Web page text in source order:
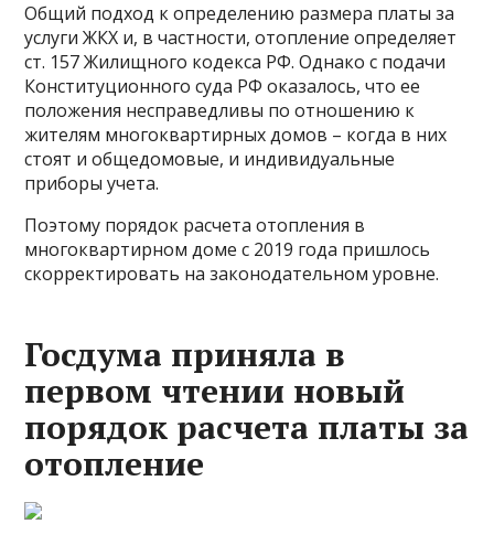
Общий подход к определению размера платы за
услуги ЖКХ и, в частности, отопление определяет
ст. 157 Жилищного кодекса РФ. Однако с подачи
Конституционного суда РФ оказалось, что ее
положения несправедливы по отношению к
жителям многоквартирных домов – когда в них
стоят и общедомовые, и индивидуальные
приборы учета.
Поэтому порядок расчета отопления в
многоквартирном доме с 2019 года пришлось
скорректировать на законодательном уровне.
Госдума приняла в
первом чтении новый
порядок расчета платы за
отопление